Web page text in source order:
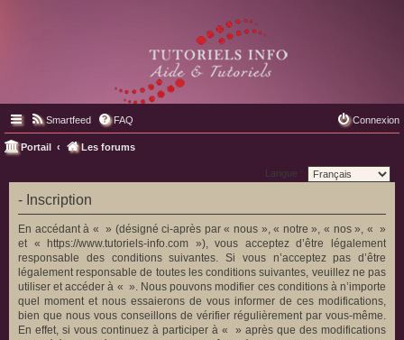
Smartfeed FAQ Connexion
Portail Les forums
Langue :
- Inscription
En accédant à « » (désigné ci-après par « nous », « notre », « nos », « »
et « https://www.tutoriels-info.com »), vous acceptez d’être légalement
responsable des conditions suivantes. Si vous n’acceptez pas d’être
légalement responsable de toutes les conditions suivantes, veuillez ne pas
utiliser et accéder à « ». Nous pouvons modifier ces conditions à n’importe
quel moment et nous essaierons de vous informer de ces modifications,
bien que nous vous conseillons de vérifier régulièrement par vous-même.
En effet, si vous continuez à participer à « » après que des modifications